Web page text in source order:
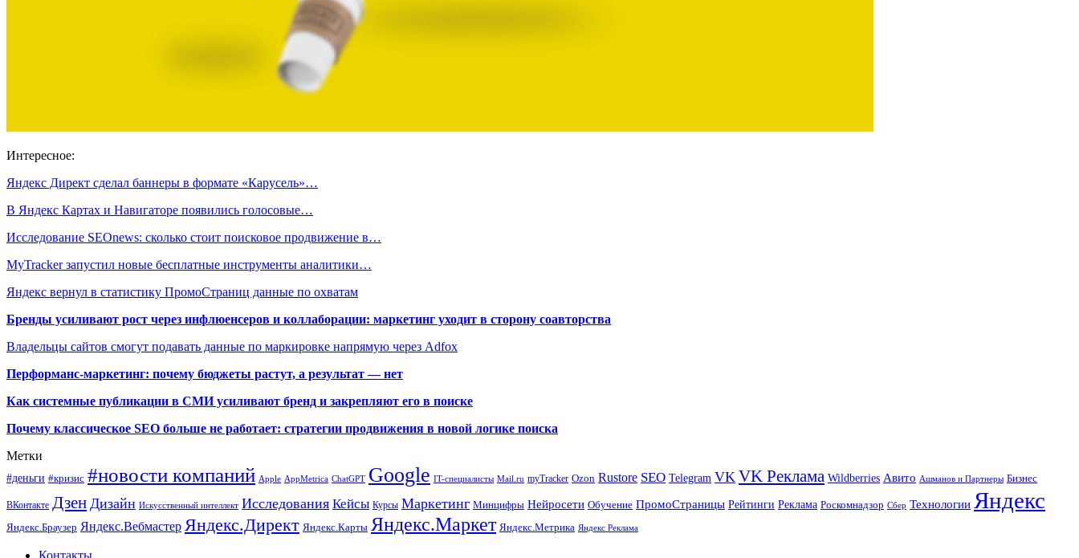
Интересное:
Яндекс Директ сделал баннеры в формате «Карусель»…
В Яндекс Картах и Навигаторе появились голосовые…
Исследование SEOnews: сколько стоит поисковое продвижение в…
MyTracker запустил новые бесплатные инструменты аналитики…
Яндекс вернул в статистику ПромоСтраниц данные по охватам
Бренды усиливают рост через инфлюенсеров и коллаборации: маркетинг уходит в сторону соавторства
Владельцы сайтов смогут подавать данные по маркировке напрямую через Adfox
Перформанс-маркетинг: почему бюджеты растут, а результат — нет
Как системные публикации в СМИ усиливают бренд и закрепляют его в поиске
Почему классическое SEO больше не работает: стратегии продвижения в новой логике поиска
Метки
#деньги #кризис #новости компаний Apple AppMetrica ChatGPT Google IT-специалисты Mail.ru myTracker Ozon Rustore SEO Telegram VK VK Реклама Wildberries Авито Ашманов и Партнеры Бизнес
ВКонтакте Дзен Дизайн Искусственный интеллект Исследования Кейсы Курсы Маркетинг Минцифры Нейросети Обучение ПромоСтраницы Рейтинги Реклама Роскомнадзор Сбер Технологии Яндекс
Яндекс.Браузер Яндекс.Вебмастер Яндекс.Директ Яндекс.Карты Яндекс.Маркет Яндекс.Метрика Яндекс Реклама
Контакты